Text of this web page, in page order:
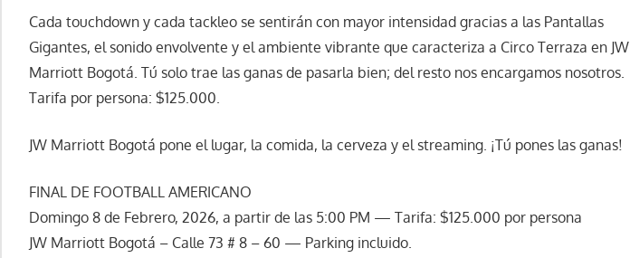
Cada touchdown y cada tackleo se sentirán con mayor intensidad gracias a las Pantallas
Gigantes, el sonido envolvente y el ambiente vibrante que caracteriza a Circo Terraza en JW
Marriott Bogotá. Tú solo trae las ganas de pasarla bien; del resto nos encargamos nosotros.
Tarifa por persona: $125.000.
JW Marriott Bogotá pone el lugar, la comida, la cerveza y el streaming. ¡Tú pones las ganas!
FINAL DE FOOTBALL AMERICANO
Domingo 8 de Febrero, 2026, a partir de las 5:00 PM — Tarifa: $125.000 por persona
JW Marriott Bogotá – Calle 73 # 8 – 60 — Parking incluido.